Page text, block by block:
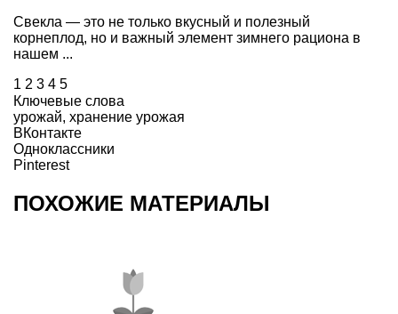
Свекла — это не только вкусный и полезный
корнеплод, но и важный элемент зимнего рациона в
нашем ...
1 2 3 4 5
Ключевые слова
урожай, хранение урожая
ВКонтакте
Одноклассники
Pinterest
ПОХОЖИЕ МАТЕРИАЛЫ